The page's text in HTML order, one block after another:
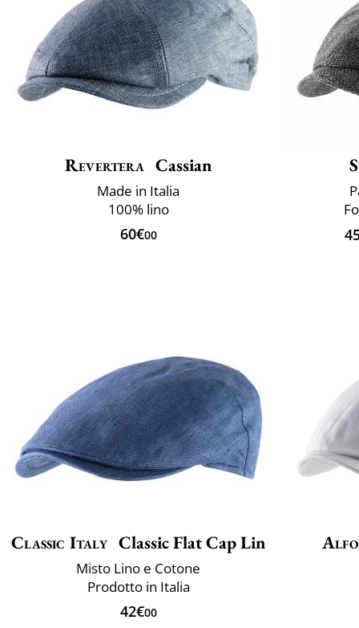
Revertera Cassian
Made in Italia
100% lino
60€00
Classic Italy Classic Flat Cap Lin
Misto Lino e Cotone
Prodotto in Italia
42€00